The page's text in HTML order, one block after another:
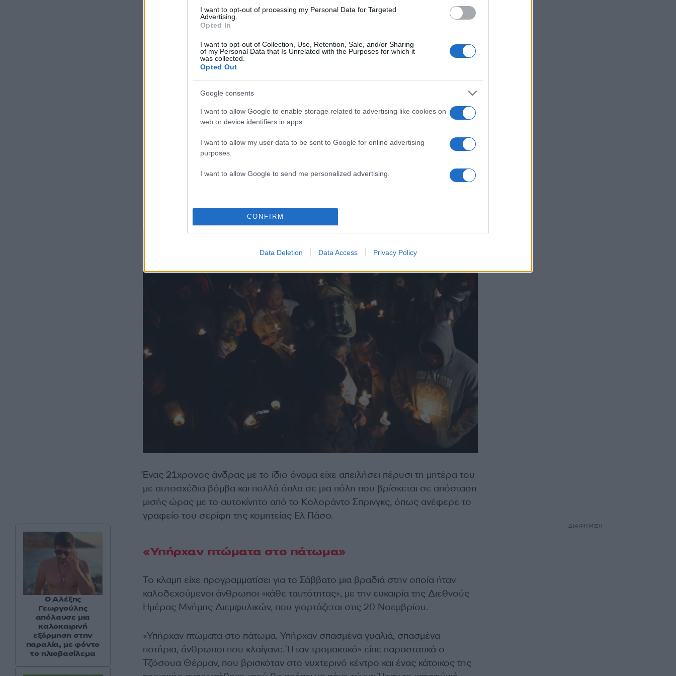
I want to opt-out of processing my Personal Data for Targeted
Advertising.
Opted In
I want to opt-out of Collection, Use, Retention, Sale, and/or Sharing
of my Personal Data that Is Unrelated with the Purposes for which it
was collected.
Opted Out
Google consents
I want to allow Google to enable storage related to advertising like cookies on
web or device identifiers in apps.
I want to allow my user data to be sent to Google for online advertising
purposes.
I want to allow Google to send me personalized advertising.
CONFIRM
Data Deletion Data Access Privacy Policy
Ένας 21χρονος άνδρας με το ίδιο όνομα είχε απειλήσει πέρυσι τη μητέρα του
με αυτοσχέδια βόμβα και πολλά όπλα σε μια πόλη που βρίσκεται σε απόσταση
μισής ώρας με το αυτοκίνητο από το Κολοράντο Σπρινγκς, όπως ανέφερε το
γραφείο του σερίφη της κομητείας Ελ Πάσο.
«Υπήρχαν πτώματα στο πάτωμα»
Το κλαμπ είχε προγραμματίσει για το Σάββατο μια βραδιά στην οποία ήταν
καλοδεχούμενοι άνθρωποι «κάθε ταυτότητας», με την ευκαιρία της Διεθνούς
Ημέρας Μνήμης Διεμφυλικών, που γιορτάζεται στις 20 Νοεμβρίου.
«Υπήρχαν πτώματα στο πάτωμα. Υπήρχαν σπασμένα γυαλιά, σπασμένα
ποτήρια, άνθρωποι που κλαίγανε. Ήταν τρομακτικό» είπε παραστατικά ο
Τζόσουα Θέρμαν, που βρισκόταν στο νυχτερινό κέντρο και ένας κάτοικος της
Ο Αλέξης
Γεωργούλης
απόλαυσε μια
καλοκαιρινή
εξόρμηση στην
παραλία, με φόντο
το ηλιοβασίλεμα
ΔΙΑΦΗΜΙΣΗ